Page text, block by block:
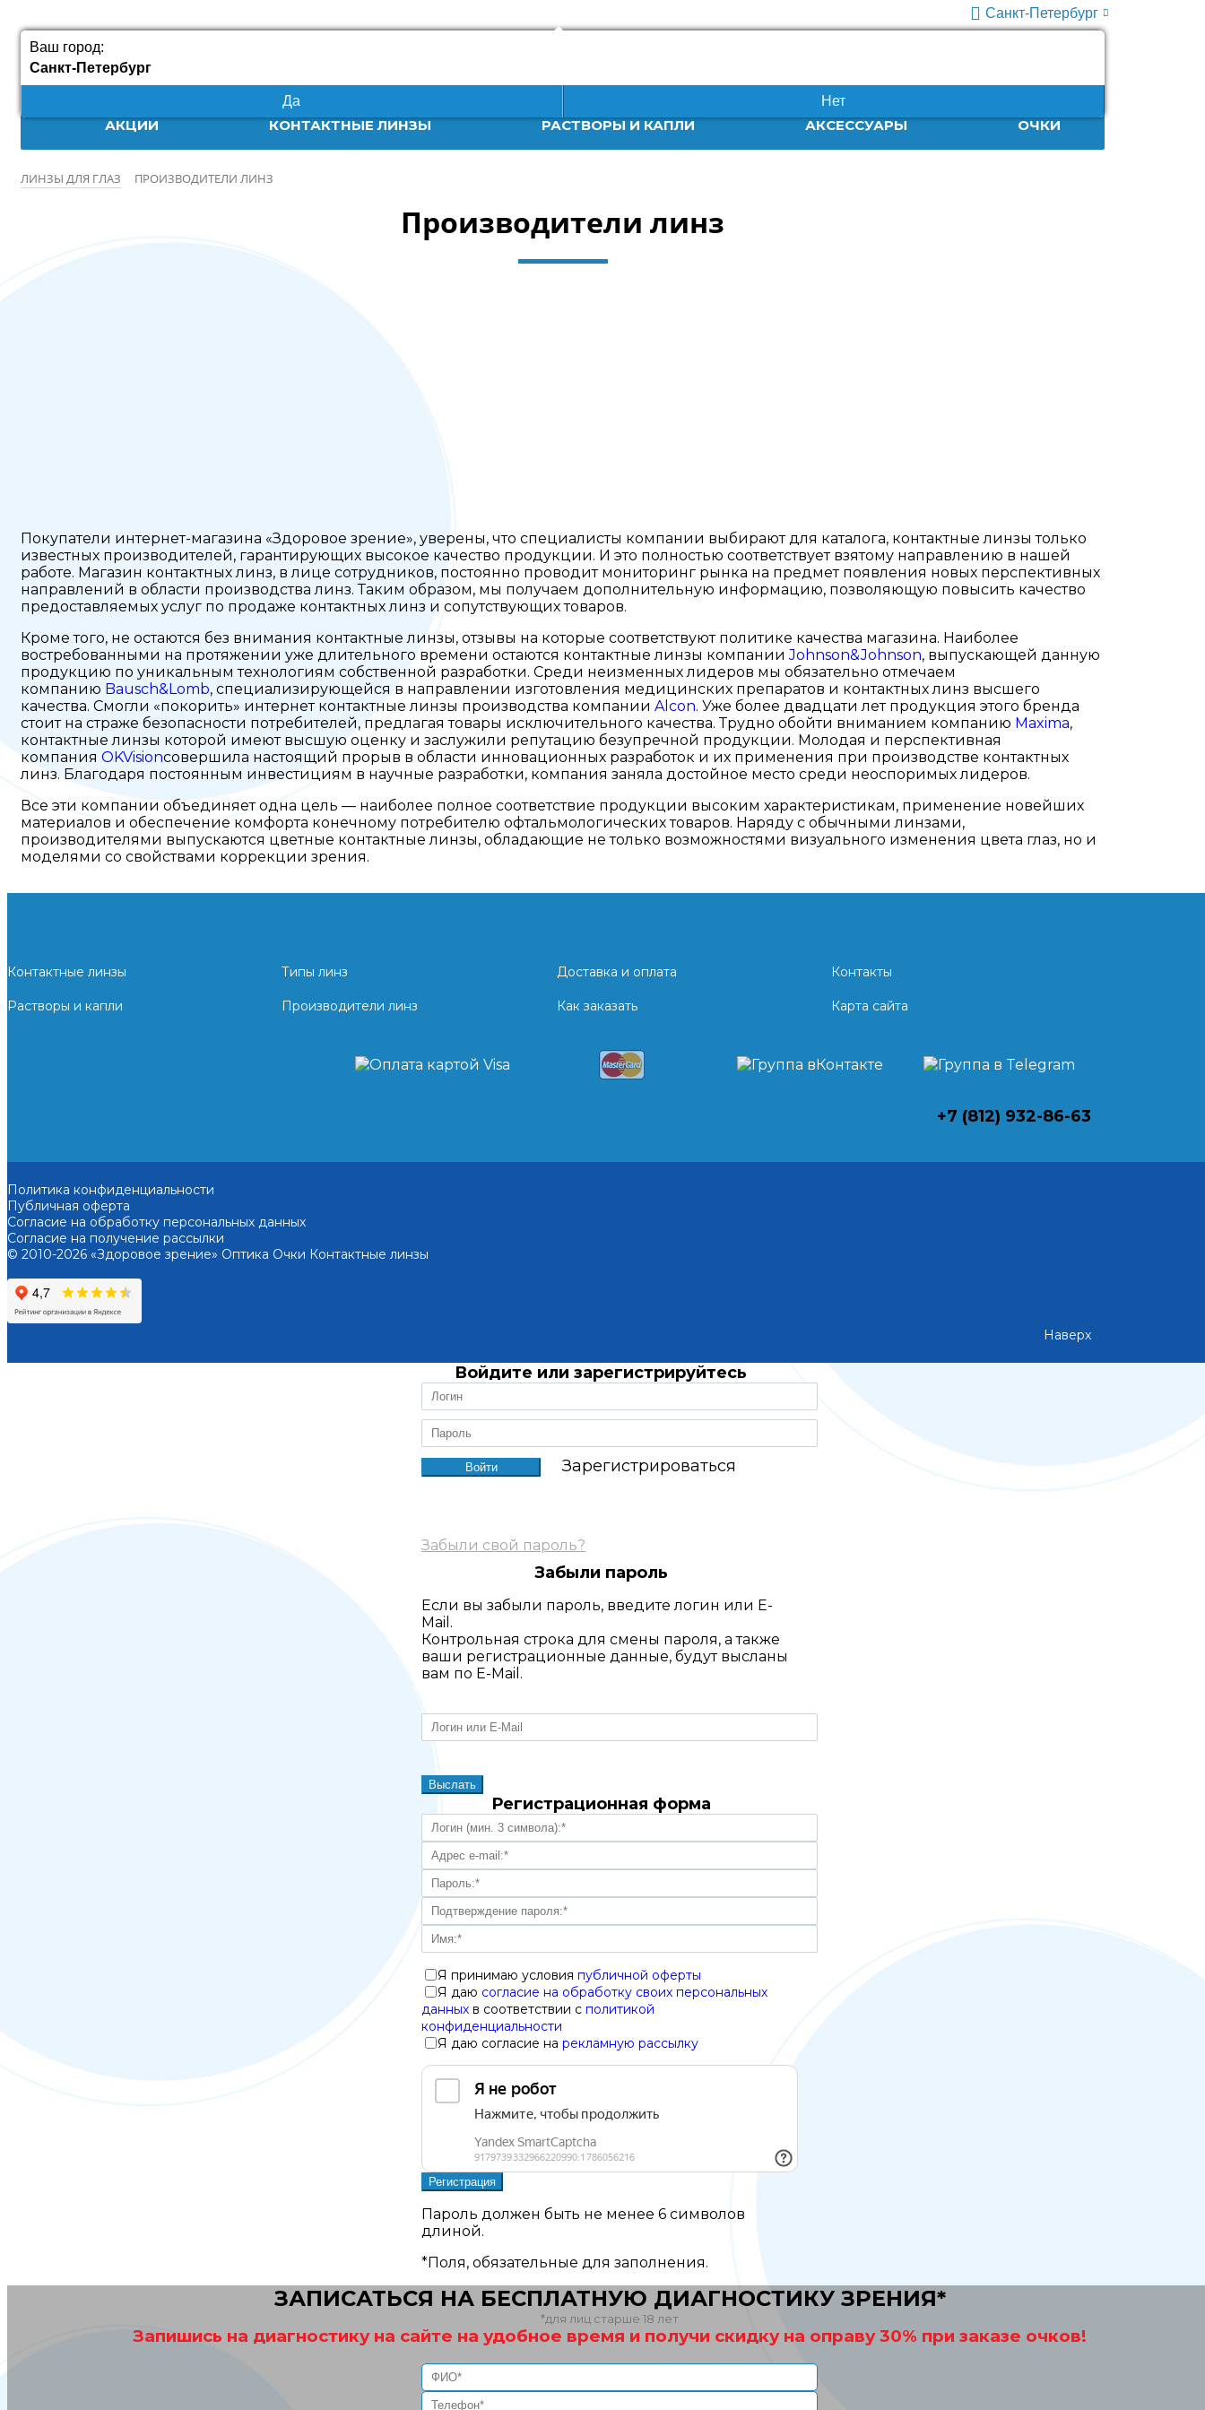
Санкт-Петербург
Ваш город:
Санкт-Петербург
Да Нет
10:00-20:00
АКЦИИ КОНТАКТНЫЕ ЛИНЗЫ РАСТВОРЫ И КАПЛИ АКСЕССУАРЫ ОЧКИ
ЛИНЗЫ ДЛЯ ГЛАЗ ПРОИЗВОДИТЕЛИ ЛИНЗ
Производители линз
Покупатели интернет-магазина «Здоровое зрение», уверены, что специалисты компании выбирают для каталога, контактные линзы только
известных производителей, гарантирующих высокое качество продукции. И это полностью соответствует взятому направлению в нашей
работе. Магазин контактных линз, в лице сотрудников, постоянно проводит мониторинг рынка на предмет появления новых перспективных
направлений в области производства линз. Таким образом, мы получаем дополнительную информацию, позволяющую повысить качество
предоставляемых услуг по продаже контактных линз и сопутствующих товаров.
Кроме того, не остаются без внимания контактные линзы, отзывы на которые соответствуют политике качества магазина. Наиболее
востребованными на протяжении уже длительного времени остаются контактные линзы компанииJohnson&Johnson, выпускающей данную
продукцию по уникальным технологиям собственной разработки. Среди неизменных лидеров мы обязательно отмечаем
компанию Bausch&Lomb, специализирующейся в направлении изготовления медицинских препаратов и контактных линз высшего
качества. Смогли «покорить» интернет контактные линзы производства компании Alcon. Уже более двадцати лет продукция этого бренда
стоит на страже безопасности потребителей, предлагая товары исключительного качества. Трудно обойти вниманием компанию Maxima,
контактные линзы которой имеют высшую оценку и заслужили репутацию безупречной продукции. Молодая и перспективная
компания OKVisionсовершила настоящий прорыв в области инновационных разработок и их применения при производстве контактных
линз. Благодаря постоянным инвестициям в научные разработки, компания заняла достойное место среди неоспоримых лидеров.
Все эти компании объединяет одна цель — наиболее полное соответствие продукции высоким характеристикам, применение новейших
материалов и обеспечение комфорта конечному потребителю офтальмологических товаров. Наряду с обычными линзами,
производителями выпускаются цветные контактные линзы, обладающие не только возможностями визуального изменения цвета глаз, но и
моделями со свойствами коррекции зрения.
Контактные линзы
Растворы и капли
Типы линз
Производители линз
Доставка и оплата
Как заказать
Контакты
Карта сайта
+7 (812) 932-86-63
Политика конфиденциальности
Публичная оферта
Согласие на обработку персональных данных
Согласие на получение рассылки
© 2010-2026 «Здоровое зрение» Оптика Очки Контактные линзы
Наверх
Войдите или зарегистрируйтесь
Зарегистрироваться
Забыли свой пароль?
Забыли пароль
Если вы забыли пароль, введите логин или E-
Mail.
Контрольная строка для смены пароля, а также
ваши регистрационные данные, будут высланы
вам по E-Mail.
Регистрационная форма
Я принимаю условия публичной оферты
Я даю согласие на обработку своих персональных
данных в соответствии с политикой
конфиденциальности
Я даю согласие на рекламную рассылку
Пароль должен быть не менее 6 символов
длиной.
*Поля, обязательные для заполнения.
ЗАПИСАТЬСЯ НА БЕСПЛАТНУЮ ДИАГНОСТИКУ ЗРЕНИЯ*
*для лиц старше 18 лет
Запишись на диагностику на сайте на удобное время и получи скидку на оправу 30% при заказе очков!